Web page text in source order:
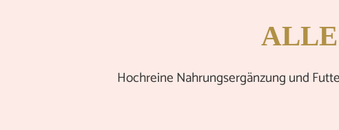
Hochreine Nahrungsergänzung und